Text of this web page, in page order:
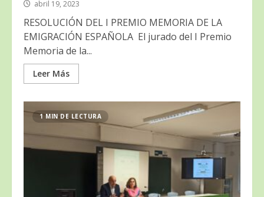
abril 19, 2023
RESOLUCIÓN DEL I PREMIO MEMORIA DE LA
EMIGRACIÓN ESPAÑOLA El jurado del I Premio
Memoria de la...
Leer Más
1 MIN DE LECTURA